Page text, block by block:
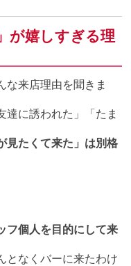
が嬉しすぎる理
な来店理由を聞きま
達に誘われた」「たま
見たくて来た」は別格
フ個人を目的にして来
となくバーに来たわけ